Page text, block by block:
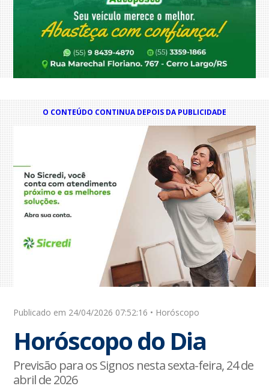
O CONTEÚDO CONTINUA DEPOIS DA PUBLICIDADE
Publicado em 24/04/2026 07:52:16 • Horóscopo
Horóscopo do Dia
Previsão para os Signos nesta sexta-feira, 24 de
abril de 2026